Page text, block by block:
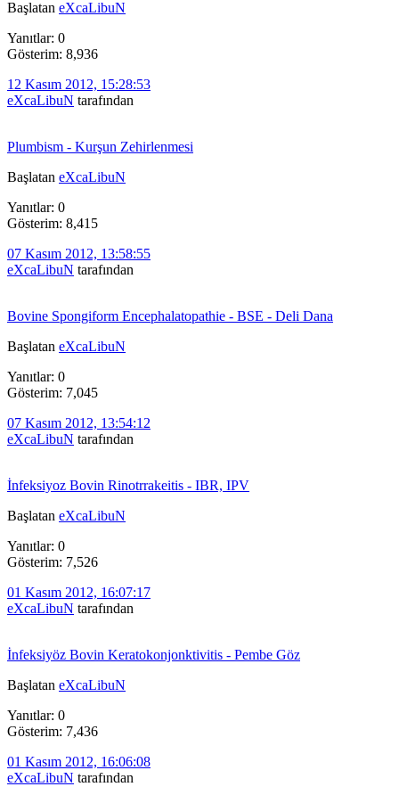
Başlatan eXcaLibuN
Yanıtlar: 0
Gösterim: 8,936
12 Kasım 2012, 15:28:53
eXcaLibuN tarafından
Plumbism - Kurşun Zehirlenmesi
Başlatan eXcaLibuN
Yanıtlar: 0
Gösterim: 8,415
07 Kasım 2012, 13:58:55
eXcaLibuN tarafından
Bovine Spongiform Encephalatopathie - BSE - Deli Dana
Başlatan eXcaLibuN
Yanıtlar: 0
Gösterim: 7,045
07 Kasım 2012, 13:54:12
eXcaLibuN tarafından
İnfeksiyoz Bovin Rinotrrakeitis - IBR, IPV
Başlatan eXcaLibuN
Yanıtlar: 0
Gösterim: 7,526
01 Kasım 2012, 16:07:17
eXcaLibuN tarafından
İnfeksiyöz Bovin Keratokonjonktivitis - Pembe Göz
Başlatan eXcaLibuN
Yanıtlar: 0
Gösterim: 7,436
01 Kasım 2012, 16:06:08
eXcaLibuN tarafından